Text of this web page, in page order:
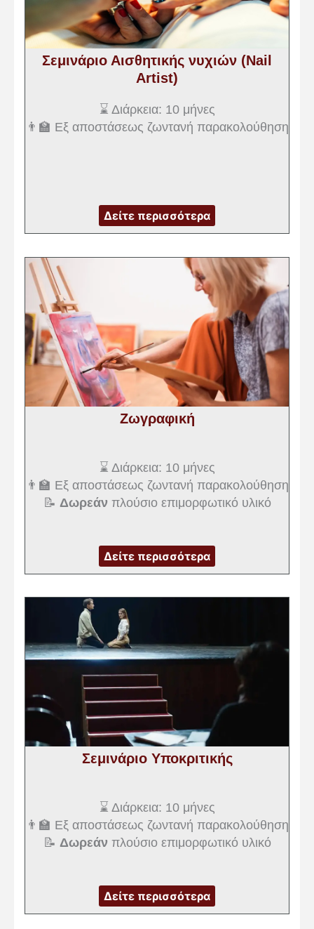
Σεμινάριο Αισθητικής νυχιών (Nail
Artist)
⌛ Διάρκεια: 10 μήνες
👨‍🏫 Εξ αποστάσεως ζωντανή παρακολούθηση
Δείτε περισσότερα
Ζωγραφική
⌛ Διάρκεια: 10 μήνες
👨‍🏫 Εξ αποστάσεως ζωντανή παρακολούθηση
📝 Δωρεάν πλούσιο επιμορφωτικό υλικό
Δείτε περισσότερα
Σεμινάριο Υποκριτικής
⌛ Διάρκεια: 10 μήνες
👨‍🏫 Εξ αποστάσεως ζωντανή παρακολούθηση
📝 Δωρεάν πλούσιο επιμορφωτικό υλικό
Δείτε περισσότερα